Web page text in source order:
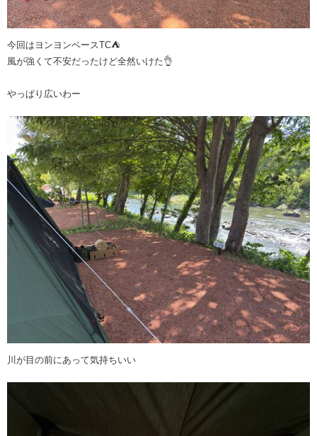
今回はヨンヨンベースTC⛺️
風が強くて不安だったけど全然いけた👌
やっぱり広いわー
川が目の前にあって気持ちいい